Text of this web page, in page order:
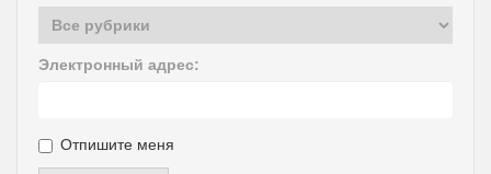
Электронный адрес:
Отпишите меня